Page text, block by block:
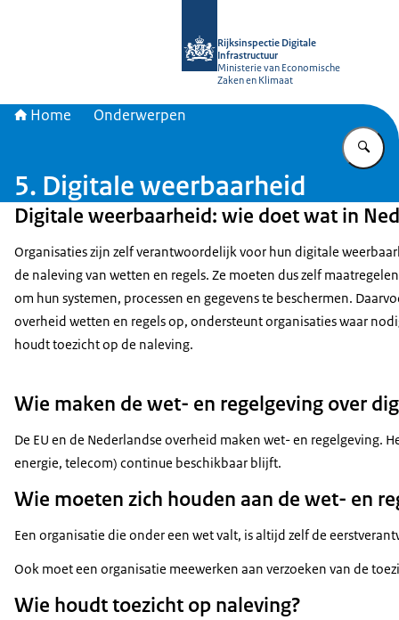
Rijksinspectie Digitale
Infrastructuur
Ministerie van Economische
Zaken en Klimaat
Home Onderwerpen
5. Digitale weerbaarheid
Digitale weerbaarheid: wie doet wat in
Organisaties zijn zelf verantwoordelijk voor hun digitale
de naleving van wetten en regels. Ze moeten dus zelf
om hun systemen, processen en gegevens te beschermen.
overheid wetten en regels op, ondersteunt organisaties waar
houdt toezicht op de naleving.
Wie maken de wet- en regelgeving over
De EU en de Nederlandse overheid maken wet- en regelgeving.
energie, telecom) continue beschikbaar blijft.
Wie moeten zich houden aan de wet- en
Een organisatie die onder een wet valt, is altijd zelf de
Ook moet een organisatie meewerken aan verzoeken van de
Wie houdt toezicht op naleving?